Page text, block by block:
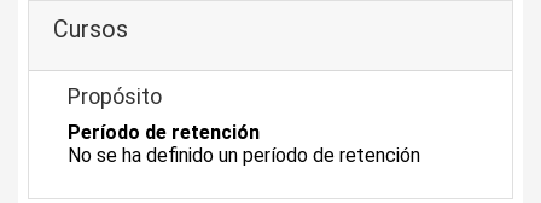
Cursos
Propósito
Período de retención
No se ha definido un período de retención